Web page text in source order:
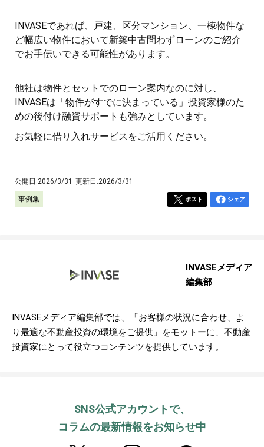
INVASEであれば、戸建、区分マンション、一棟物件な
ど幅広い物件において新築中古問わずローンのご紹介
でお手伝いできる可能性があります。
他社は物件とセットでのローン案内なのに対し、
INVASEは「物件がすでに決まっている」投資家様のた
めの後付け融資サポートも強みとしています。
お気軽に借り入れサービスをご活用ください。
公開日:2026/3/31 更新日:2026/3/31
事例集 ポスト シェア
INVASEメディア
編集部
INVASEメディア編集部では、「お客様の状況に合わせ、よ
り最適な不動産投資の環境をご提供」をモットーに、不動産
投資家にとって役立つコンテンツを提供しています。
SNS公式アカウントで、
コラムの最新情報をお知らせ中